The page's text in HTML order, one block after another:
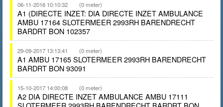
06-11-2016 10:10:32 (0 meter)
A1 (DIRECTE INZET: DIA DIRECTE INZET AMBULANCE
AMBU 17164 SLOTERMEER 2993RH BARENDRECHT
BARDRT BON 102357
29-09-2017 13:13:41 (0 meter)
A1 AMBU 17165 SLOTERMEER 2993RH BARENDRECHT
BARDRT BON 93091
15-10-2017 14:00:08 (0 meter)
A2 DIA DIRECTE INZET AMBULANCE AMBU 17111